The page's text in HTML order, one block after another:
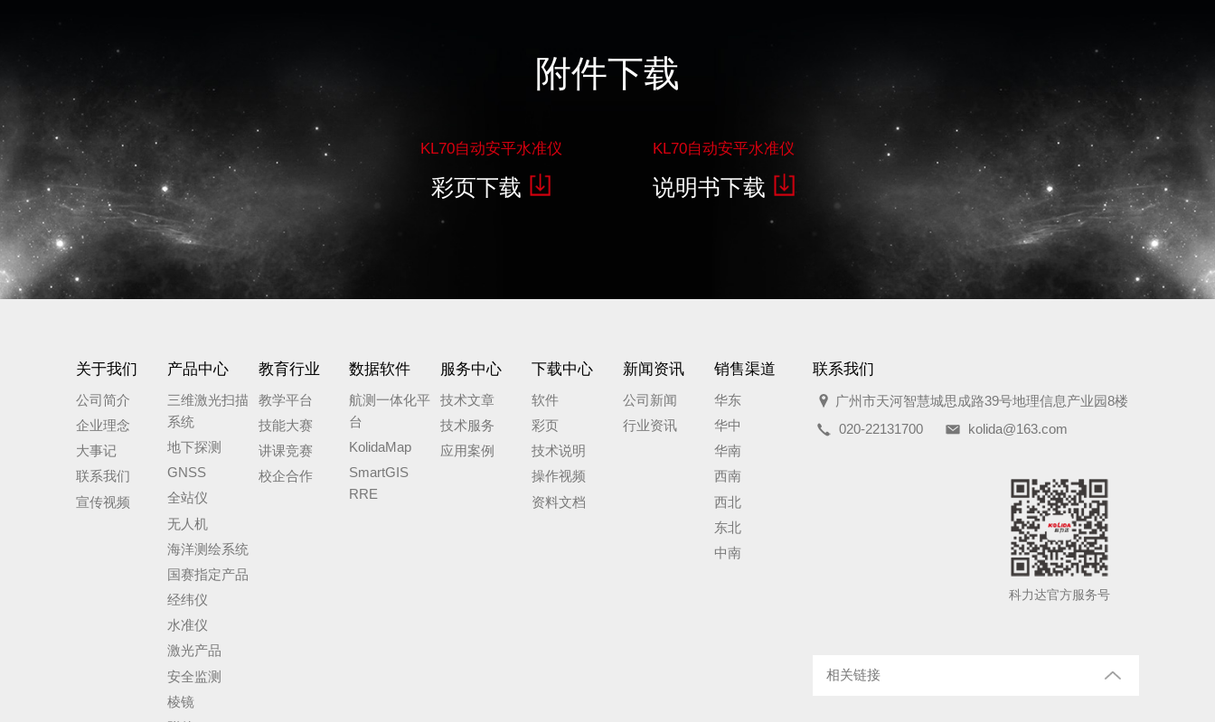
附件下载
KL70自动安平水准仪
彩页下载
KL70自动安平水准仪
说明书下载
关于我们
公司简介
企业理念
大事记
联系我们
宣传视频
产品中心
三维激光扫描
系统
地下探测
GNSS
全站仪
无人机
海洋测绘系统
国赛指定产品
经纬仪
水准仪
激光产品
安全监测
棱镜
教育行业
教学平台
技能大赛
讲课竞赛
校企合作
数据软件
航测一体化平
台
KolidaMap
SmartGIS
RRE
服务中心
技术文章
技术服务
应用案例
下载中心
软件
彩页
技术说明
操作视频
资料文档
新闻资讯
公司新闻
行业资讯
销售渠道
华东
华中
华南
西南
西北
东北
中南
联系我们
广州市天河智慧城思成路39号地理信息产业园8楼
020-22131700
kolida@163.com
科力达官方服务号
相关链接